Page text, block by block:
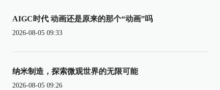
AIGC时代 动画还是原来的那个“动画”吗
2026-08-05 09:33
纳米制造，探索微观世界的无限可能
2026-08-05 09:26